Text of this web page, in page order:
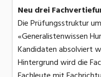
Neu drei
Die Prüfungsstruktur
«Generalistenwissen
Kandidaten absolviert
Hintergrund wird die